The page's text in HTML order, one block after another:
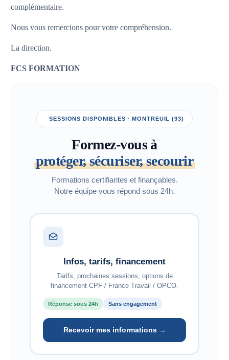
complémentaire.
Nous vous remercions pour votre compréhension.
La direction.
FCS FORMATION
SESSIONS DISPONIBLES · MONTREUIL (93)
Formez-vous à
protéger, sécuriser, secourir
Formations certifiantes et finançables.
Notre équipe vous répond sous 24h.
Infos, tarifs, financement
Tarifs, prochaines sessions, options de
financement CPF / France Travail / OPCO.
Réponse sous 24h Sans engagement
Recevoir mes informations →